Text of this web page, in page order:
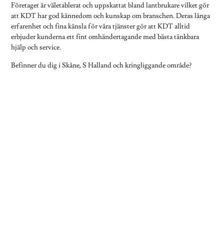
Företaget är väletablerat och uppskattat bland lantbrukare vilket gör
att KDT har god kännedom och kunskap om branschen. Deras långa
erfarenhet och fina känsla för våra tjänster gör att KDT alltid
erbjuder kunderna ett fint omhändertagande med bästa tänkbara
hjälp och service.
Befinner du dig i Skåne, S Halland och kringliggande område?